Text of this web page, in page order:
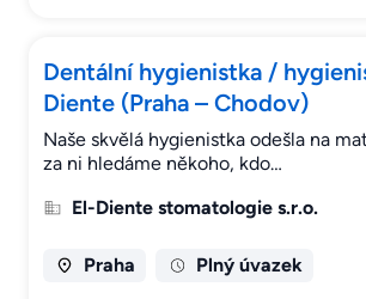
Dentální hygienistka /
Diente (Praha – Chodov)
Naše skvělá hygienistka odešla na
za ni hledáme někoho, kdo…
El-Diente stomatologie s.r.o.
Praha Plný úvazek